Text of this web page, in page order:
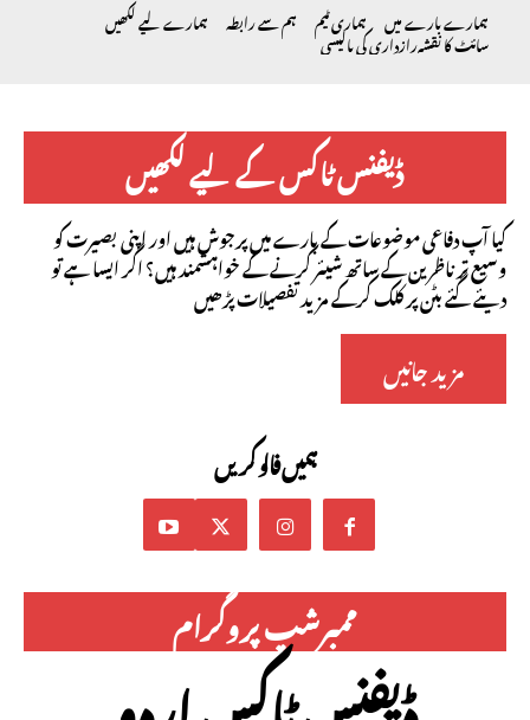
ہمارے بارے میں ہماری ٹیم ہم سے رابطہ ہمارے لیے لکھیں
سائٹ کا نقشہرازداری کی پالیسی
ڈیفنس ٹاکس کے لیے لکھیں
کیا آپ دفاعی موضوعات کے بارے میں پرجوش ہیں اور اپنی بصیرت کو
وسیع تر ناظرین کے ساتھ شیئر کرنے کے خواہشمند ہیں؟ اگر ایسا ہے تو
دیئے گئے بٹن پر کلک کرکے مزید تفصیلات پڑھیں
مزید جانیں
ہمیں فالو کریں
ممبرشپ پروگرام